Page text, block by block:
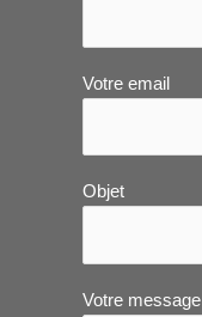
Votre email
Objet
Votre message